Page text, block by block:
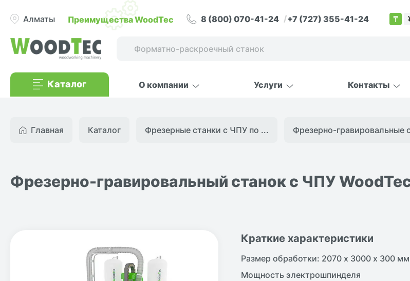
Алматы Преимущества WoodTec 8 (800) 070-41-24 +7 (727) 355-41-24 ₸
Каталог О компании Услуги Контакты
Главная Каталог Фрезерные станки с ЧПУ по ... Фрезерно-гравировальные
Фрезерно-гравировальный станок с ЧПУ
Краткие характеристики
Размер обработки: 2070 х 3000 х 300 мм
Мощность электрошпинделя